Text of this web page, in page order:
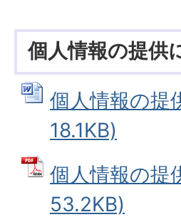
個人情報の提供
個人情報の提
18.1KB)
個人情報の提
53.2KB)